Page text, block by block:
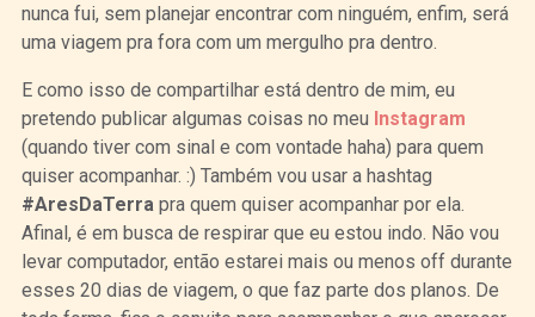
nunca fui, sem planejar encontrar com ninguém, enfim, será
uma viagem pra fora com um mergulho pra dentro.
E como isso de compartilhar está dentro de mim, eu
pretendo publicar algumas coisas no meu Instagram
(quando tiver com sinal e com vontade haha) para quem
quiser acompanhar. :) Também vou usar a hashtag
#AresDaTerra pra quem quiser acompanhar por ela.
Afinal, é em busca de respirar que eu estou indo. Não vou
levar computador, então estarei mais ou menos off durante
esses 20 dias de viagem, o que faz parte dos planos. De